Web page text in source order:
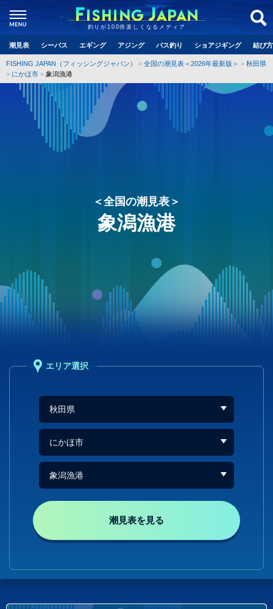
釣りが100倍楽しくなるメディア
潮見表 シーバス エギング アジング バス釣り ショアジギング 結び
FISHING JAPAN（フィッシングジャパン） 全国の潮見表＜2026年最新版＞
秋田県
にかほ市
象潟漁港
＜全国の潮見表＞
象潟漁港
エリア選択
潮見表を見る